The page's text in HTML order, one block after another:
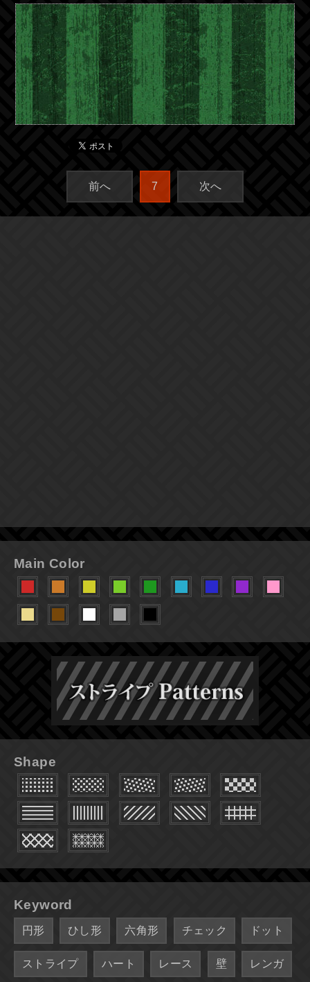
前へ 7 次へ
Main Color
Shape
Keyword
円形 ひし形 六角形 チェック ドット
ストライプ ハート レース 壁 レンガ